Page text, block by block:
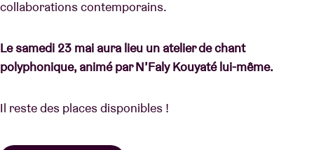
collaborations contemporains.
Le samedi 23 mai aura lieu un atelier de chant
polyphonique, animé par N’Faly Kouyaté lui-même.
Il reste des places disponibles !